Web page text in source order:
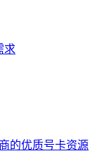
求
的优质号卡资源